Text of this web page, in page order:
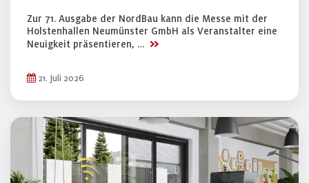
Zur 71. Ausgabe der NordBau kann die Messe mit der
Holstenhallen Neumünster GmbH als Veranstalter eine
Neuigkeit präsentieren, … >>
21. Juli 2026